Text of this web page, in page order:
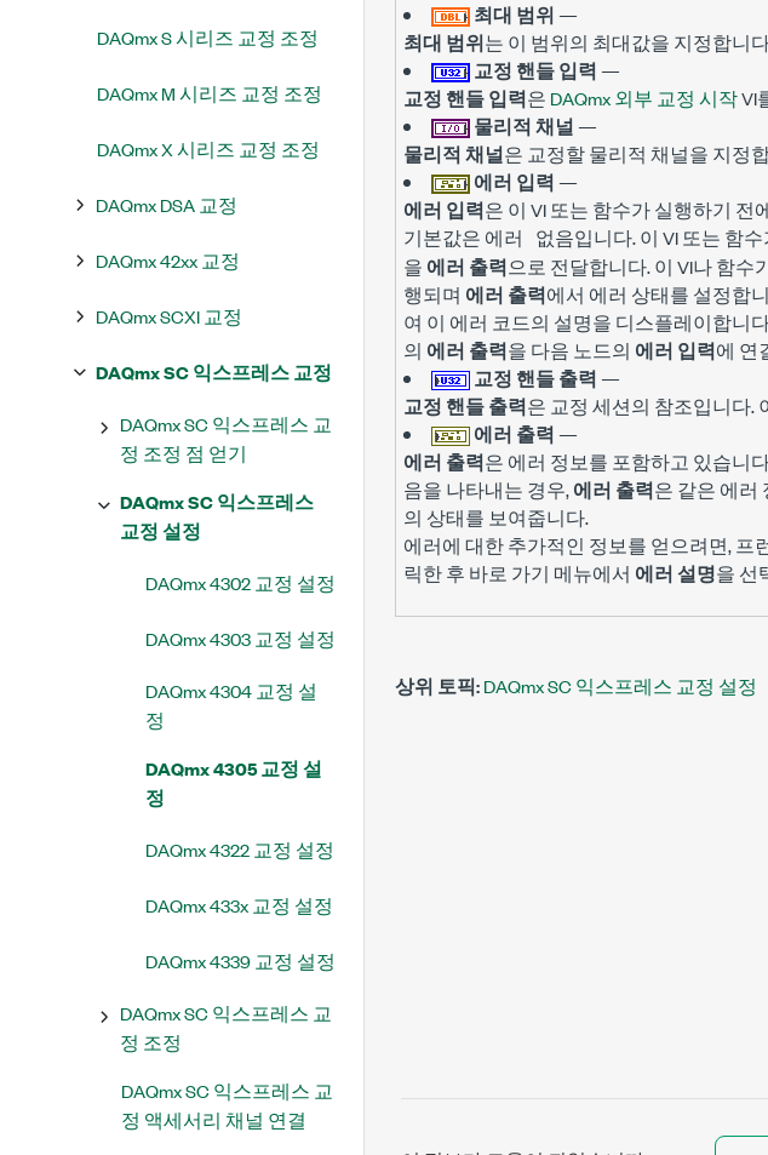
DAQmx S 시리즈 교정 조정
DAQmx M 시리즈 교정 조정
DAQmx X 시리즈 교정 조정
DAQmx DSA 교정
DAQmx 42xx 교정
DAQmx SCXI 교정
DAQmx SC 익스프레스 교정
DAQmx SC 익스프레스 교
정 조정 점 얻기
DAQmx SC 익스프레스
교정 설정
DAQmx 4302 교정 설정
DAQmx 4303 교정 설정
DAQmx 4304 교정 설
정
DAQmx 4305 교정 설
정
DAQmx 4322 교정 설정
DAQmx 433x 교정 설정
DAQmx 4339 교정 설정
DAQmx SC 익스프레스 교
정 조정
DAQmx SC 익스프레스 교
정 액세서리 채널 연결
최대 범위 —
최대 범위는 이 범위의 최대값을 지정합니
교정 핸들 입력 —
교정 핸들 입력은 DAQmx 외부 교정 시작VI
물리적 채널 —
물리적 채널은 교정할 물리적 채널을 지정
에러 입력 —
에러 입력은 이 VI 또는 함수가 실행하기
기본값은 에러 없음입니다. 이 VI 또는 함
을 에러 출력으로 전달합니다. 이 VI나 함수
행되며 에러 출력에서 에러 상태를 설정합
여 이 에러 코드의 설명을 디스플레이합니
의 에러 출력을 다음 노드의 에러 입력에 연
교정 핸들 출력 —
교정 핸들 출력은 교정 세션의 참조입니다.
에러 출력 —
에러 출력은 에러 정보를 포함하고 있습니
음을 나타내는 경우,에러 출력은 같은 에러
의 상태를 보여줍니다.
에러에 대한 추가적인 정보를 얻으려면, 프
릭한 후 바로 가기 메뉴에서 에러 설명을 선
상위 토픽:DAQmx SC 익스프레스 교정 설정